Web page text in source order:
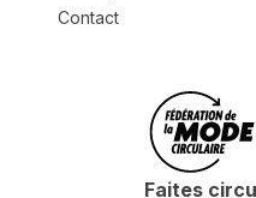
Contact
Faites